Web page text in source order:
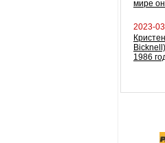
мире
2023-
1986